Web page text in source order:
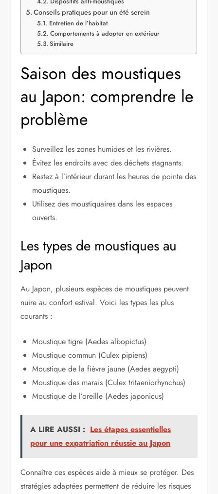
Conseils pratiques pour un été serein
Entretien de l’habitat
Comportements à adopter en extérieur
Similaire
Saison des moustiques
au Japon: comprendre le
problème
Surveillez les zones humides et les rivières.
Évitez les endroits avec des déchets stagnants.
Restez à l’intérieur durant les heures de pointe des
moustiques.
Utilisez des moustiquaires dans les espaces
ouverts.
Les types de moustiques au
Japon
Au Japon, plusieurs espèces de moustiques peuvent
nuire au confort estival. Voici les types les plus
courants :
Moustique tigre (Aedes albopictus)
Moustique commun (Culex pipiens)
Moustique de la fièvre jaune (Aedes aegypti)
Moustique des marais (Culex tritaeniorhynchus)
Moustique de l’oreille (Aedes japonicus)
A LIRE AUSSI : Les étapes essentielles
pour une expatriation réussie au Japon
Connaître ces espèces aide à mieux se protéger. Des
stratégies adaptées permettent de réduire les risques